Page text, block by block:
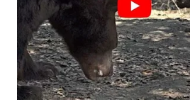
WN
KUNINGAN
WN
MAJALENGKA